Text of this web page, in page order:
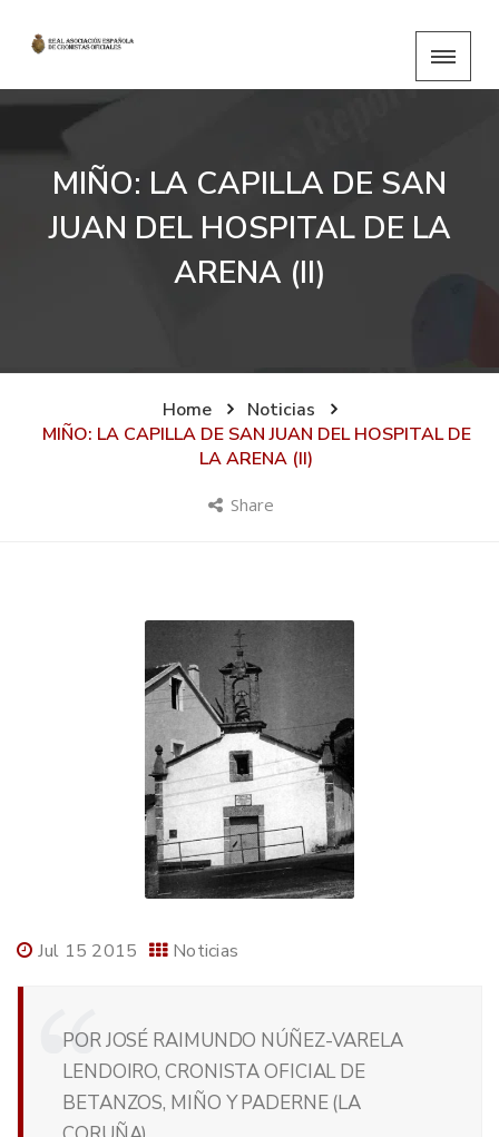
MIÑO: LA CAPILLA DE SAN
JUAN DEL HOSPITAL DE LA
ARENA (II)
Home
Noticias
MIÑO: LA CAPILLA DE SAN JUAN DEL HOSPITAL DE
LA ARENA (II)
Share
Jul 15 2015 Noticias
POR JOSÉ RAIMUNDO NÚÑEZ-VARELA
LENDOIRO, CRONISTA OFICIAL DE
BETANZOS, MIÑO Y PADERNE (LA